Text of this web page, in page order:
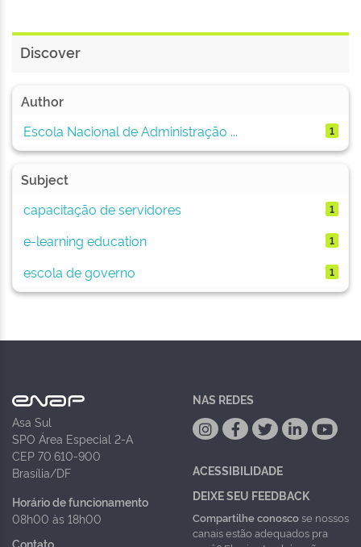
Discover
Author
Escola Nacional de Administração ...
1
Subject
capacitação de servidores
1
e-learning education 1
escola de governo 1
Asa Sul
SPO Área Especial 2-A
CEP 70.610-900
Brasília/DF
Horário de funcionamento
08h00 às 18h00
Contato
NAS REDES
ACESSIBILIDADE
DEIXE SEU FEEDBACK
Compartilhe conoscose nossos
canais estão adequados pra